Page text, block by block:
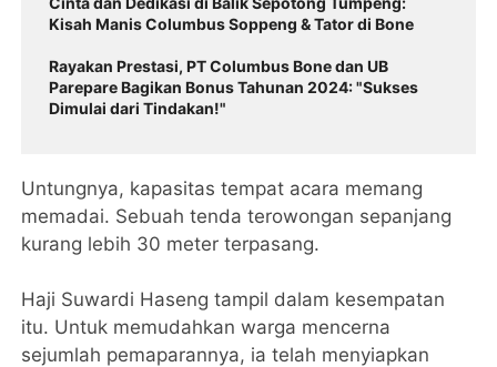
Kisah Manis Columbus Soppeng & Tator di Bone
Rayakan Prestasi, PT Columbus Bone dan UB
Parepare Bagikan Bonus Tahunan 2024: "Sukses
Dimulai dari Tindakan!"
Untungnya, kapasitas tempat acara memang
memadai. Sebuah tenda terowongan sepanjang
kurang lebih 30 meter terpasang.
Haji Suwardi Haseng tampil dalam kesempatan
itu. Untuk memudahkan warga mencerna
sejumlah pemaparannya, ia telah menyiapkan